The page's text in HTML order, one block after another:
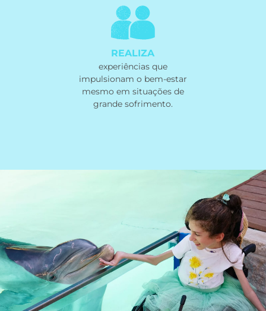
REALIZA
experiências que
impulsionam o bem-estar
mesmo em situações de
grande sofrimento.